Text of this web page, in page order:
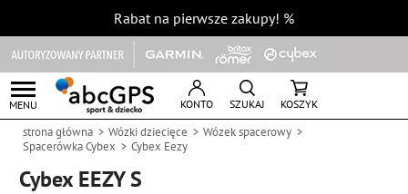
Rabat na pierwsze zakupy! %
MENU KONTO SZUKAJ KOSZYK
strona główna Wózki dziecięce
Wózek spacerowy
Spacerówka Cybex
Cybex Eezy
Cybex EEZY S